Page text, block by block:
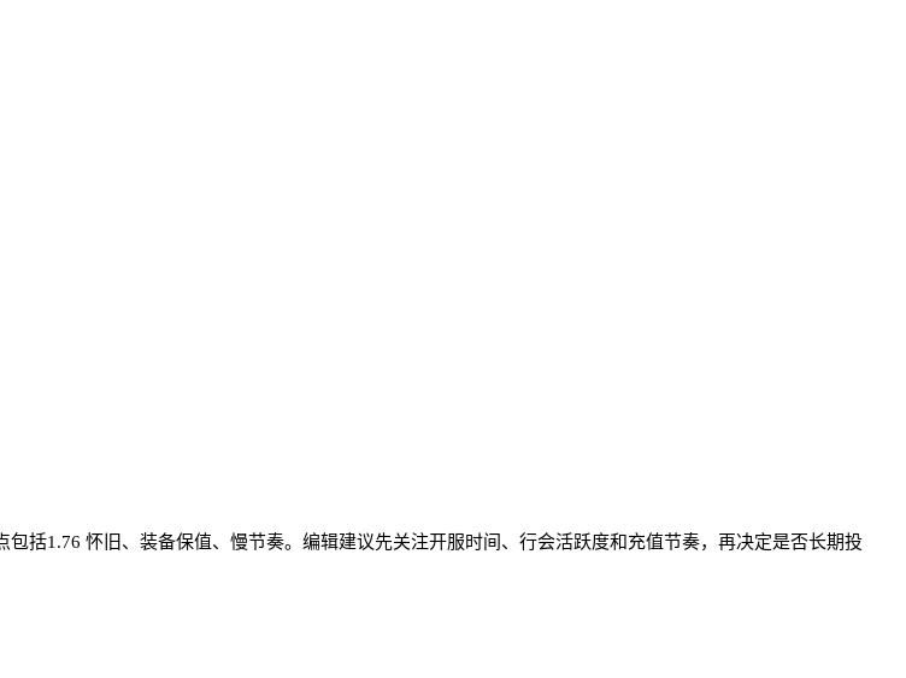
括1.76 怀旧、装备保值、慢节奏。编辑建议先关注开服时间、行会活跃度和充值节奏，再决定是否长期投